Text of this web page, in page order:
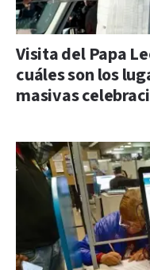
Visita del Papa
cuáles son los
masivas